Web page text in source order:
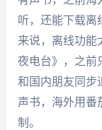
听，还能下载
来说，离线功能
夜电台》，之前
和国内朋友同步
声书，海外用番
制。